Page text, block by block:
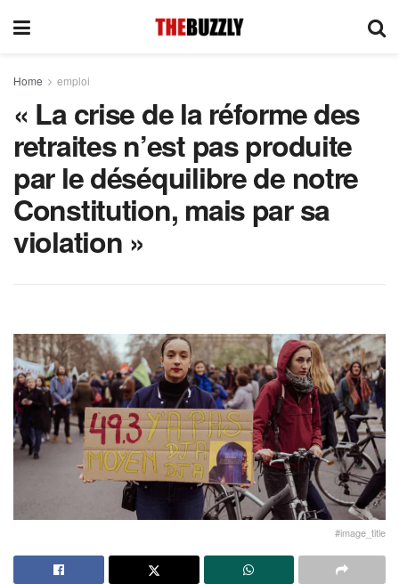
Home emploi
« La crise de la réforme des
retraites n’est pas produite
par le déséquilibre de notre
Constitution, mais par sa
violation »
#image_title